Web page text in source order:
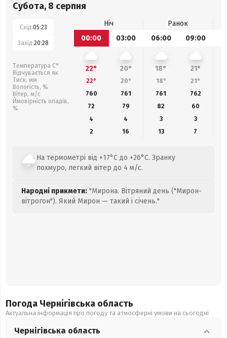
Субота, 8 серпня
Схід:05:23
Захід:20:28
Температура С°
Відчувається як
Тиск, мм
Вологість, %
Вітер, м/с
Ймовірність опадів,
%
Ніч
Ранок
00:00
03:00 06:00 09:00
22° 20° 18° 21°
22° 20° 18° 21°
760
761 761 762
72
79 82 60
4
4 3
3
2
16 13 7
На термометрі від +17°C до +26°C. Зранку
похмуро, легкий вітер до 4 м/с.
Народні прикмети: "Мирона. Вітряний день ("Мирон-
вітрогон"). Який Мирон — такий і січень."
Погода Чернігівська область
Актуальна інформація про погоду та атмосферні умови на сьогодні
Чернігівська область